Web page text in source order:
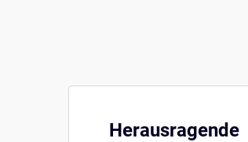
Herausragende